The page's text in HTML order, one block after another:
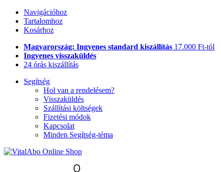
Navigációhoz
Tartalomhoz
Kosárhoz
Magyarország: Ingyenes standard kiszállítás 17.000 Ft-tól
Ingyenes visszaküldés
24 órás kiszállítás
Segítség
Hol van a rendelésem?
Visszaküldés
Szállítási költségek
Fizetési módok
Kapcsolat
Minden Segítség-téma